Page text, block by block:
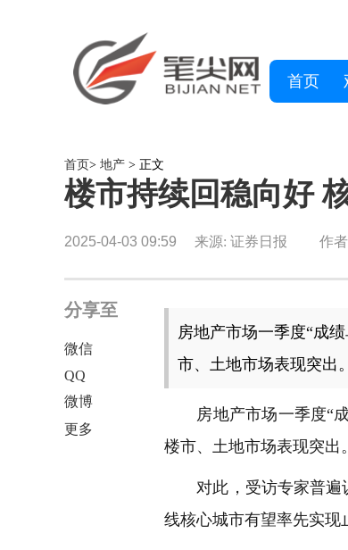
首页
首页> 地产 > 正文
楼市持续回稳向好
2025-04-03 09:59 来源: 证券日报 作
分享至
微信
QQ
微博
更多
房地产市场一季度“成
市、土地市场表现突出。
房地产市场一季度“成
楼市、土地市场表现突出。
对此，受访专家普遍认
线核心城市有望率先实现